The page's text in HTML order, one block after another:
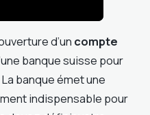
d’un compte
banque suisse pour
banque émet une
indispensable pour